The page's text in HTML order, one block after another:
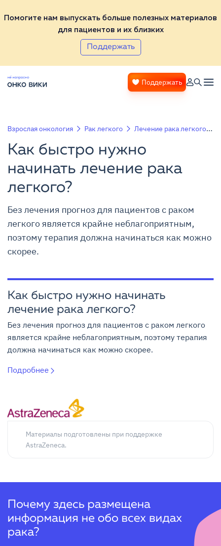
Помогите нам выпускать больше полезных материалов
для пациентов и их близких
Поддержать
Поддержать
Взрослая онкология Рак легкого Лечение рака легкого
Как быстро нужно
начинать лечение рака
легкого?
Без лечения прогноз для пациентов с раком
легкого является крайне неблагоприятным,
поэтому терапия должна начинаться как можно
скорее.
Как быстро нужно начинать
лечение рака легкого?
Без лечения прогноз для пациентов с раком легкого
является крайне неблагоприятным, поэтому терапия
должна начинаться как можно скорее.
Подробнее
Материалы подготовлены при поддержке
AstraZeneca.
Почему здесь размещена
информация не обо всех видах
рака?